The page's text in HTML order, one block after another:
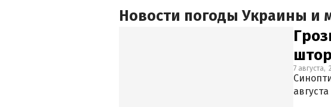
Новости погоды Украины и
7 августа,